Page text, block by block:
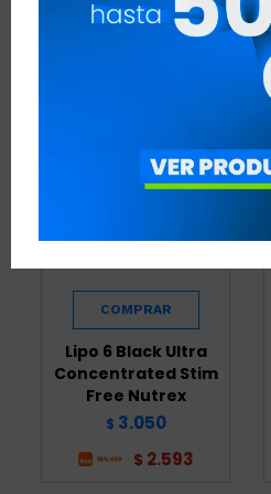
Lipo 6 Black Ultra
Concentrated Stim
Free Nutrex
$ 3.050
$ 2.593